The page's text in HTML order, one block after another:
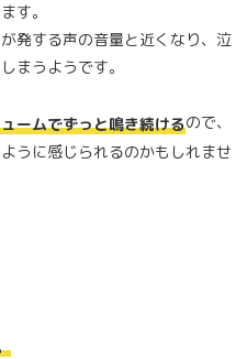
す。
発する声の音量と近くなり、泣
まうようです。
ームでずっと鳴き続けるので、
うに感じられるのかもしれませ